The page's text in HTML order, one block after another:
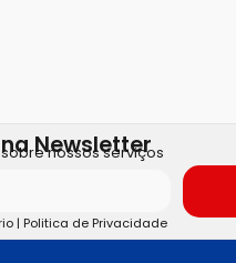
Newsletter
nossos serviços
| Politica de Privacidade